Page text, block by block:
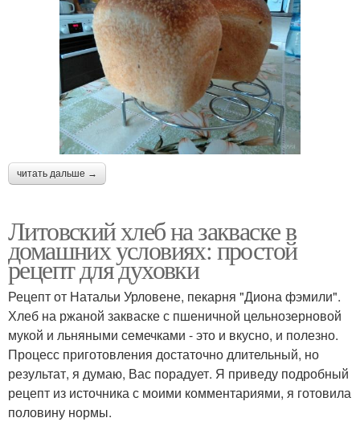
читать дальше →
Литовский хлеб на закваске в
домашних условиях: простой
рецепт для духовки
Рецепт от Натальи Урловене, пекарня "Диона фэмили".
Хлеб на ржаной закваске с пшеничной цельнозерновой
мукой и льняными семечками - это и вкусно, и полезно.
Процесс приготовления достаточно длительный, но
результат, я думаю, Вас порадует. Я приведу подробный
рецепт из источника с моими комментариями, я готовила
половину нормы.